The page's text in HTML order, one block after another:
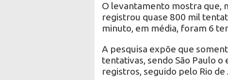
O levantamento mostra que,
registrou quase 800 mil
minuto, em média, foram 6
A pesquisa expõe que
tentativas, sendo São Paulo
registros, seguido pelo Rio